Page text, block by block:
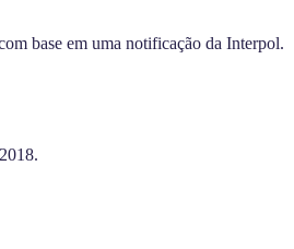
base em uma notificação da Interpol.